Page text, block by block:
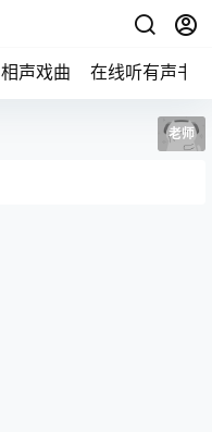
相声戏曲 在线听有声书
老师